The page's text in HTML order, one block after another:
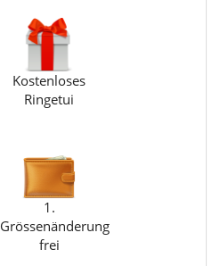
Kostenloses
Ringetui
1.
Grössenänderung
frei